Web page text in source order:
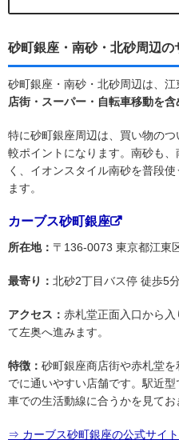
砂町銀座・南砂・北砂周辺の
砂町銀座・南砂・北砂周辺は、江
店街・スーパー・自転車移動を
特に砂町銀座周辺は、買い物の
較ポイントになります。南砂も
く、イオンスタイル南砂を普段
ます。
カーブス砂町銀座
所在地： 〒136-0073 東京都江東
最寄り： 北砂2丁目バス停 徒歩5
アクセス： 赤札堂正面入口から
て左奥へ進みます。
特徴： 砂町銀座商店街や赤札堂
でに通いやすい店舗です。駅近
車での生活動線に合うかを見てお
⇒ カーブス砂町銀座の公式サイ